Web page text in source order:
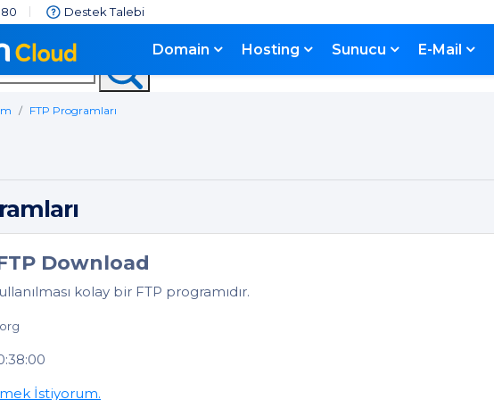
80 Destek Talebi
Domain Hosting Sunucu E-Mail
MERKEZİ
FTP Programları
Download
kolay bir FTP programıdır.
İstiyorum.